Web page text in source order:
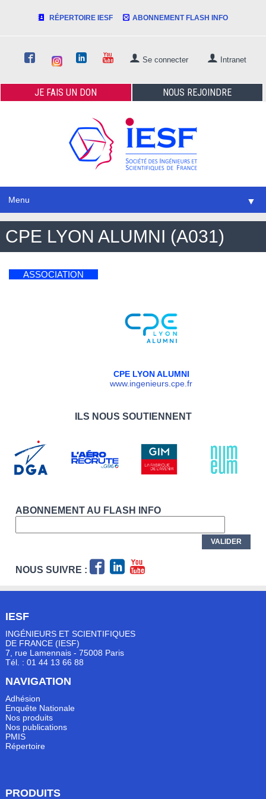
RÉPERTOIRE IESF ABONNEMENT FLASH INFO
Se connecter Intranet
JE FAISUN DON NOUS REJOINDRE
Menu ▼
CPE LYON ALUMNI (A031)
ASSOCIATION
CPE LYON ALUMNI
www.ingenieurs.cpe.fr
ILS NOUS SOUTIENNENT
ABONNEMENT AU FLASH INFO
NOUS SUIVRE :
IESF
INGÉNIEURS ET SCIENTIFIQUES
DE FRANCE (IESF)
7, rue Lamennais - 75008 Paris
Tél. : 01 44 13 66 88
NAVIGATION
Adhésion
Enquête Nationale
Nos produits
Nos publications
PMIS
Répertoire
PRODUITS